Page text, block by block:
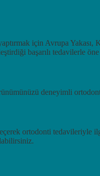
için Avrupa
başarılı tedavilerle öne
deneyimli
ortodonti tedavileriyle